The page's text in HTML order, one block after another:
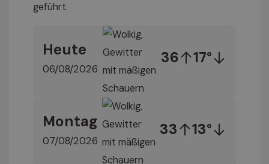
geführt.
Heute
06/08/2026
36 17°
Montag
07/08/2026
33 13°